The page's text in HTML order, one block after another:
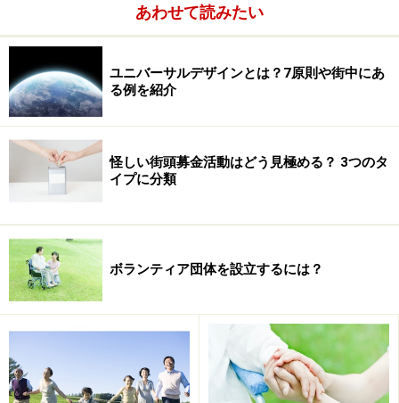
あわせて読みたい
ユニバーサルデザインとは？7原則や街中にあ
る例を紹介
怪しい街頭募金活動はどう見極める？ 3つのタ
イプに分類
ボランティア団体を設立するには？